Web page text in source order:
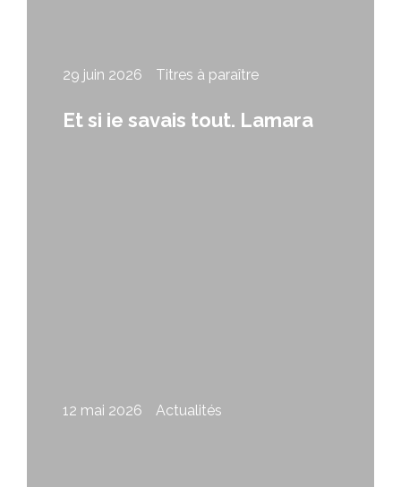
29 juin 2026 Titres à paraître
Et si je savais tout, Lamara
12 mai 2026 Actualités